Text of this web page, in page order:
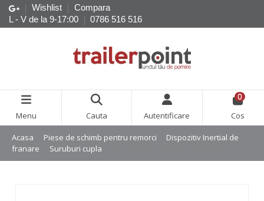
Wishlist
Compara
L - V de la 9-17:00
0786 516 516
Menu Cauta Autentificare
0
Cos
Acasa Piese de schimb pentru remorci
Dispozitiv Inertial de
franare
Suruburi cupla